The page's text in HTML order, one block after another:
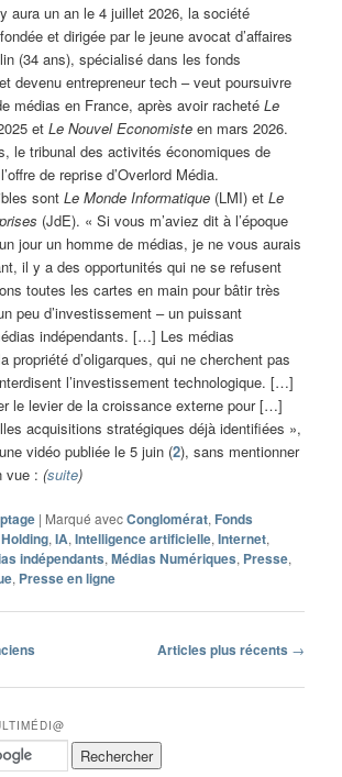
aura un an le 4 juillet 2026, la société
et dirigée par le jeune avocat d’affaires
(34 ans), spécialisé dans les fonds
devenu entrepreneur tech – veut poursuivre
médias en France, après avoir rachetéLe
etLe Nouvel Economiste en mars 2026.
le tribunal des activités économiques de
de reprise d’Overlord Média.
sontLe Monde Informatique (LMI) etLe
(JdE). « Si vous m’aviez dit à l’époque
jour un homme de médias, je ne vous aurais
il y a des opportunités qui ne se refusent
toutes les cartes en main pour bâtir très
peu d’investissement – un puissant
indépendants. […] Les médias
propriété d’oligarques, qui ne cherchent pas
l’investissement technologique. […]
le levier de la croissance externe pour […]
acquisitions stratégiques déjà identifiées »,
vidéo publiée le 5 juin (2), sans mentionner
vue :(suite)
| Marqué avecConglomérat, Fonds
Holding,IA,Intelligence artificielle,Internet,
indépendants,Médias Numériques, Presse,
, Presse en ligne
Articles plus récents →